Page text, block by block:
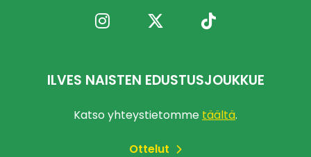
ILVES NAISTEN EDUSTUSJOUKKUE
Katso yhteystietomme täältä.
Ottelut